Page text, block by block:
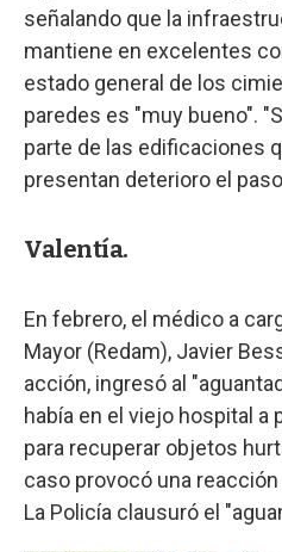
señalando que la
mantiene en excelentes
estado general de los
paredes es "muy bueno".
parte de las edificaciones
presentan deterioro el
Valentía.
En febrero, el médico a
Mayor (Redam), Javier
acción, ingresó al
había en el viejo hospital
para recuperar objetos
caso provocó una
La Policía clausuró el